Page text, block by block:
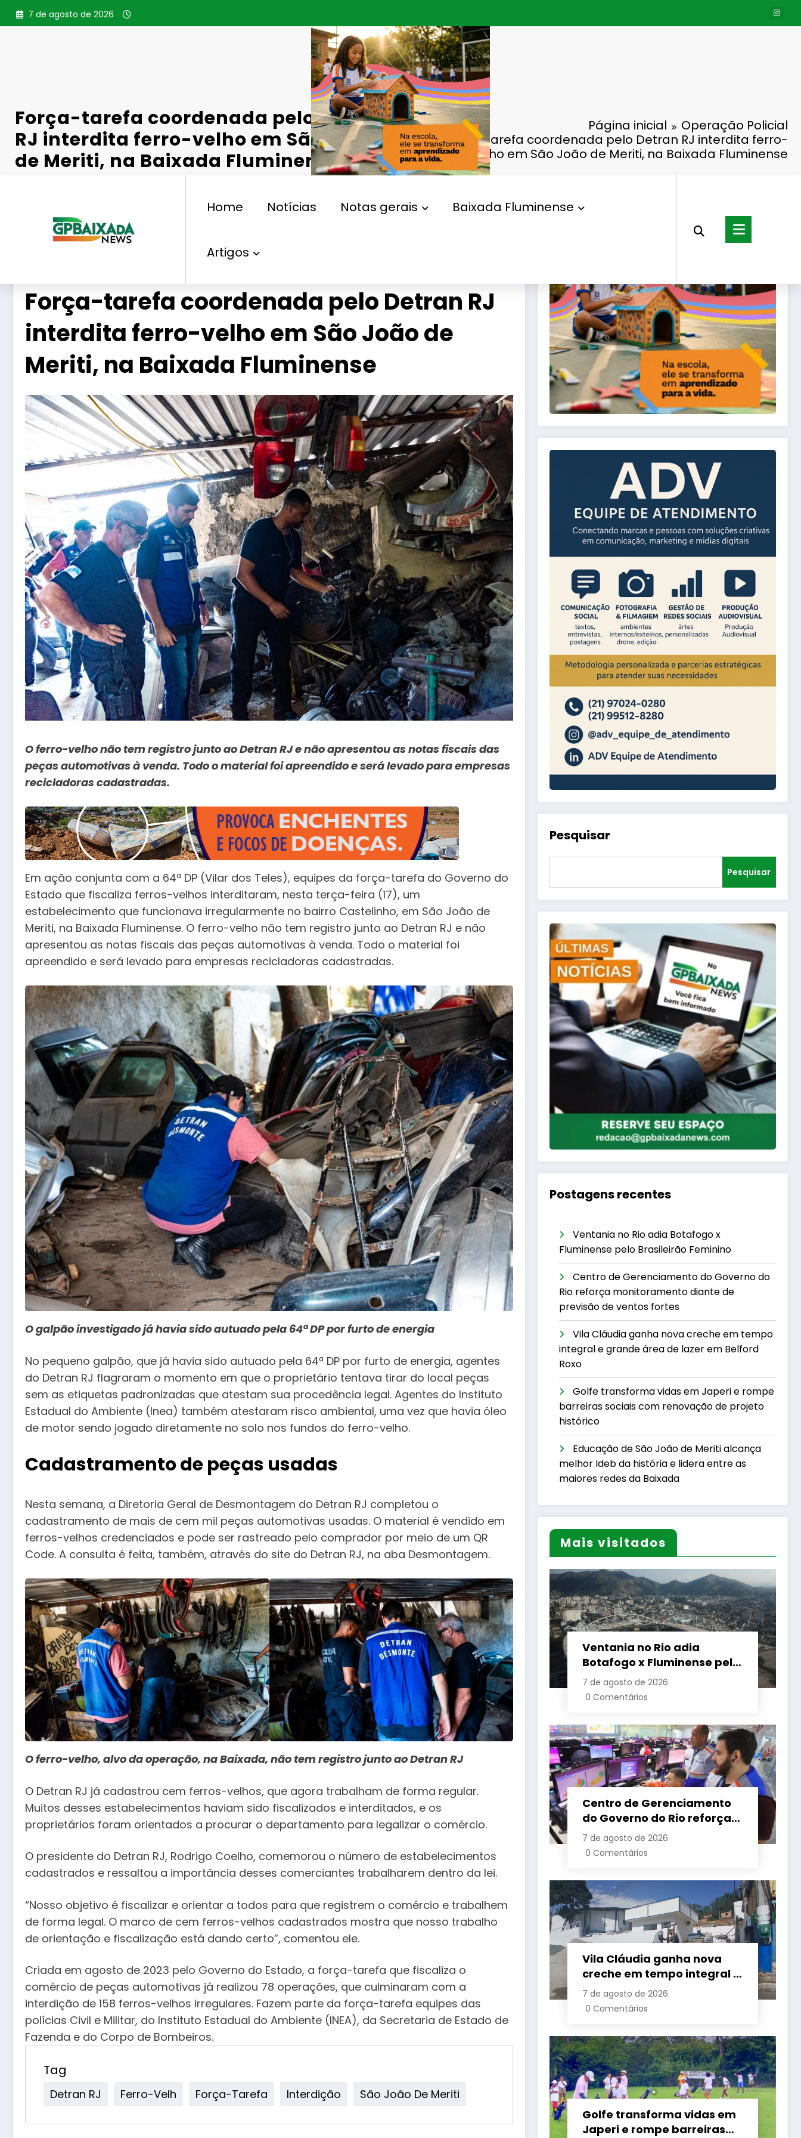
Pular
para
7 de agosto de 2026
Home Notícias Notas gerais Baixada Fluminense
Artigos
Força-tarefa coordenada pelo Detran
RJ interdita ferro-velho em São João
de Meriti, na Baixada Fluminense
Página inicial
Operação Policial
Força-tarefa coordenada pelo Detran RJ interdita ferro-
velho em São João de Meriti, na Baixada Fluminense
Operação Policial
17 De Março De 2026
Força-tarefa coordenada pelo Detran RJ
interdita ferro-velho em São João de
Meriti, na Baixada Fluminense
O ferro-velho não tem registro junto ao Detran RJ e não apresentou as notas fiscais das
peças automotivas à venda. Todo o material foi apreendido e será levado para empresas
recicladoras cadastradas.
Em ação conjunta com a 64ª DP (Vilar dos Teles), equipes da força-tarefa do Governo do
Estado que fiscaliza ferros-velhos interditaram, nesta terça-feira (17), um
estabelecimento que funcionava irregularmente no bairro Castelinho, em São João de
Meriti, na Baixada Fluminense. O ferro-velho não tem registro junto ao Detran RJ e não
apresentou as notas fiscais das peças automotivas à venda. Todo o material foi
apreendido e será levado para empresas recicladoras cadastradas.
O galpão investigado já havia sido autuado pela 64ª DP por furto de energia
No pequeno galpão, que já havia sido autuado pela 64ª DP por furto de energia, agentes
do Detran RJ flagraram o momento em que o proprietário tentava tirar do local peças
sem as etiquetas padronizadas que atestam sua procedência legal. Agentes do Instituto
Estadual do Ambiente (Inea) também atestaram risco ambiental, uma vez que havia óleo
de motor sendo jogado diretamente no solo nos fundos do ferro-velho.
Cadastramento de peças usadas
Nesta semana, a Diretoria Geral de Desmontagem do Detran RJ completou o
cadastramento de mais de cem mil peças automotivas usadas. O material é vendido em
ferros-velhos credenciados e pode ser rastreado pelo comprador por meio de um QR
Code. A consulta é feita, também, através do site do Detran RJ, na aba Desmontagem.
O ferro-velho, alvo da operação, na Baixada, não tem registro junto ao Detran RJ
O Detran RJ já cadastrou cem ferros-velhos, que agora trabalham de forma regular.
Muitos desses estabelecimentos haviam sido fiscalizados e interditados, e os
proprietários foram orientados a procurar o departamento para legalizar o comércio.
O presidente do Detran RJ, Rodrigo Coelho, comemorou o número de estabelecimentos
cadastrados e ressaltou a importância desses comerciantes trabalharem dentro da lei.
“Nosso objetivo é fiscalizar e orientar a todos para que registrem o comércio e trabalhem
de forma legal. O marco de cem ferros-velhos cadastrados mostra que nosso trabalho
de orientação e fiscalização está dando certo”, comentou ele.
Criada em agosto de 2023 pelo Governo do Estado, a força-tarefa que fiscaliza o
comércio de peças automotivas já realizou 78 operações, que culminaram com a
interdição de 158 ferros-velhos irregulares. Fazem parte da força-tarefa equipes das
polícias Civil e Militar, do Instituto Estadual do Ambiente (INEA), da Secretaria de Estado de
Fazenda e do Corpo de Bombeiros.
Tag
Detran RJ Ferro-Velh Força-Tarefa Interdição São João De Meriti
Pesquisar
Pesquisar
Postagens recentes
Ventania no Rio adia Botafogo x
Fluminense pelo Brasileirão Feminino
Centro de Gerenciamento do Governo do
Rio reforça monitoramento diante de
previsão de ventos fortes
Vila Cláudia ganha nova creche em tempo
integral e grande área de lazer em Belford
Roxo
Golfe transforma vidas em Japeri e rompe
barreiras sociais com renovação de projeto
histórico
Educação de São João de Meriti alcança
melhor Ideb da história e lidera entre as
maiores redes da Baixada
Mais visitados
Ventania no Rio adia
Botafogo x Fluminense pelo
Brasileirão Feminino
7 de agosto de 2026
0 Comentários
Centro de Gerenciamento
do Governo do Rio reforça
monitoramento diante de
previsão de ventos fortes
7 de agosto de 2026
0 Comentários
Vila Cláudia ganha nova
creche em tempo integral e
grande área de lazer em
Belford Roxo
7 de agosto de 2026
0 Comentários
Golfe transforma vidas em
Japeri e rompe barreiras